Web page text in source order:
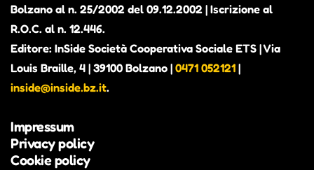
Bolzano al n. 25/2002 del 09.12.2002 | Iscrizione al
R.O.C. al n. 12.446.
Editore: InSide Società Cooperativa Sociale ETS | Via
Louis Braille, 4 | 39100 Bolzano | 0471 052121 |
inside@inside.bz.it.
Impressum
Privacy policy
Cookie policy